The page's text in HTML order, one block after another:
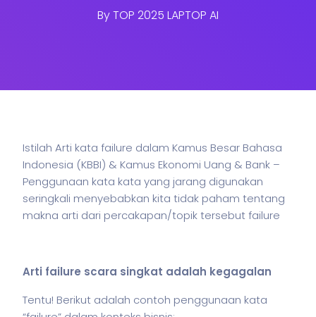
ByTOP 2025 LAPTOP AI
Istilah Arti kata failure dalam Kamus Besar Bahasa
Indonesia (KBBI) & Kamus Ekonomi Uang & Bank –
Penggunaan kata kata yang jarang digunakan
seringkali menyebabkan kita tidak paham tentang
makna arti dari percakapan/topik tersebut failure
Arti failure scara singkat adalah kegagalan
Tentu! Berikut adalah contoh penggunaan kata